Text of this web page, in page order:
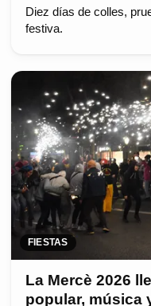
Diez días de colles,
festiva.
FIESTAS
La Mercè 2026
popular, música